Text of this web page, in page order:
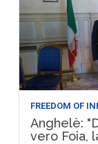
FREEDOM OF
Anghelè:
vero Foia,